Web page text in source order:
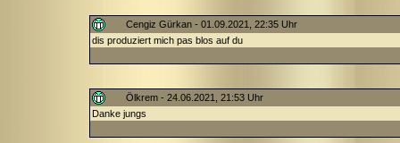
Cengiz Gürkan - 01.09.2021, 22:35 Uhr
dis produziert mich pas blos auf du
Ölkrem - 24.06.2021, 21:53 Uhr
Danke jungs